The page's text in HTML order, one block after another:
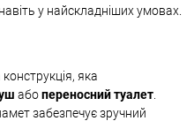
у найскладніших умовах.
яка
абопереносний туалет
забезпечує зручний